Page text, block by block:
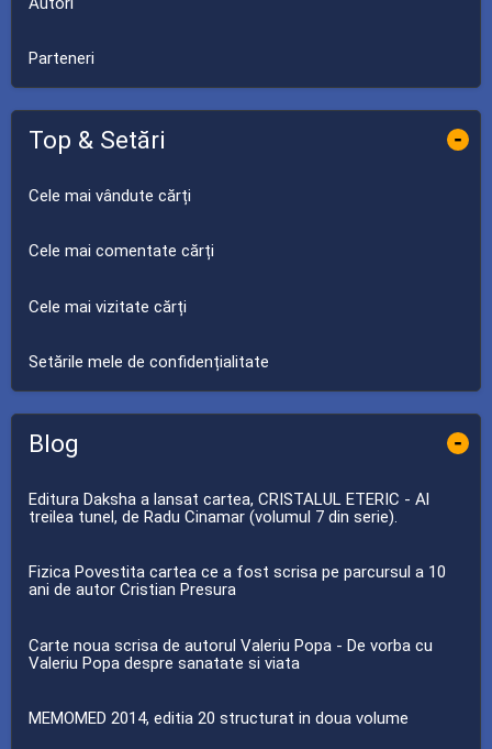
Parteneri
Top & Setări -
Cele mai vândute cărți
Cele mai comentate cărți
Cele mai vizitate cărți
Setările mele de confidențialitate
Blog -
Editura Daksha a lansat cartea, CRISTALUL ETERIC - Al
treilea tunel, de Radu Cinamar (volumul 7 din serie).
Fizica Povestita cartea ce a fost scrisa pe parcursul a 10
ani de autor Cristian Presura
Carte noua scrisa de autorul Valeriu Popa - De vorba cu
Valeriu Popa despre sanatate si viata
MEMOMED 2014, editia 20 structurat in doua volume